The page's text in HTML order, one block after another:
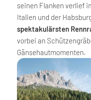
seinen Flanken verlief
Italien und der
spektakulärsten
vorbei an
Gänsehautmomenten.